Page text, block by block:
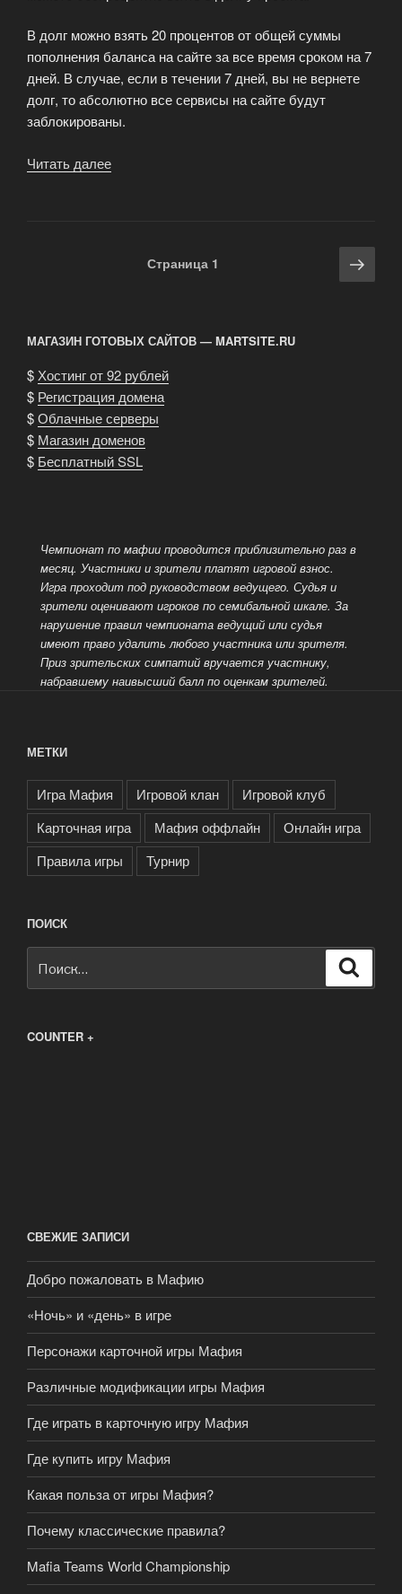
В долг можно взять 20 процентов от общей суммы
пополнения баланса на сайте за все время сроком на 7
дней. В случае, если в течении 7 дней, вы не вернете
долг, то абсолютно все сервисы на сайте будут
заблокированы.
Читать далее
Страница 1
МАГАЗИН ГОТОВЫХ САЙТОВ — MARTSITE.RU
$ Хостинг от 92 рублей
$ Регистрация домена
$Облачные серверы
$ Магазин доменов
$ Бесплатный SSL
Чемпионат по мафии проводится приблизительно раз в
месяц. Участники и зрители платят игровой взнос.
Игра проходит под руководством ведущего. Судья и
зрители оценивают игроков по семибальной шкале. За
нарушение правил чемпионата ведущий или судья
имеют право удалить любого участника или зрителя.
Приз зрительских симпатий вручается участнику,
набравшему наивысший балл по оценкам зрителей.
МЕТКИ
Игра Мафия Игровой клан
Игровой клуб
Карточная игра
Мафия оффлайн
Онлайн игра
Правила игры
Турнир
ПОИСК
COUNTER +
СВЕЖИЕ ЗАПИСИ
Добро пожаловать в Мафию
«Ночь» и «день» в игре
Персонажи карточной игры Мафия
Различные модификации игры Мафия
Где играть в карточную игру Мафия
Где купить игру Мафия
Какая польза от игры Мафия?
Почему классические правила?
Mafia Teams World Championship